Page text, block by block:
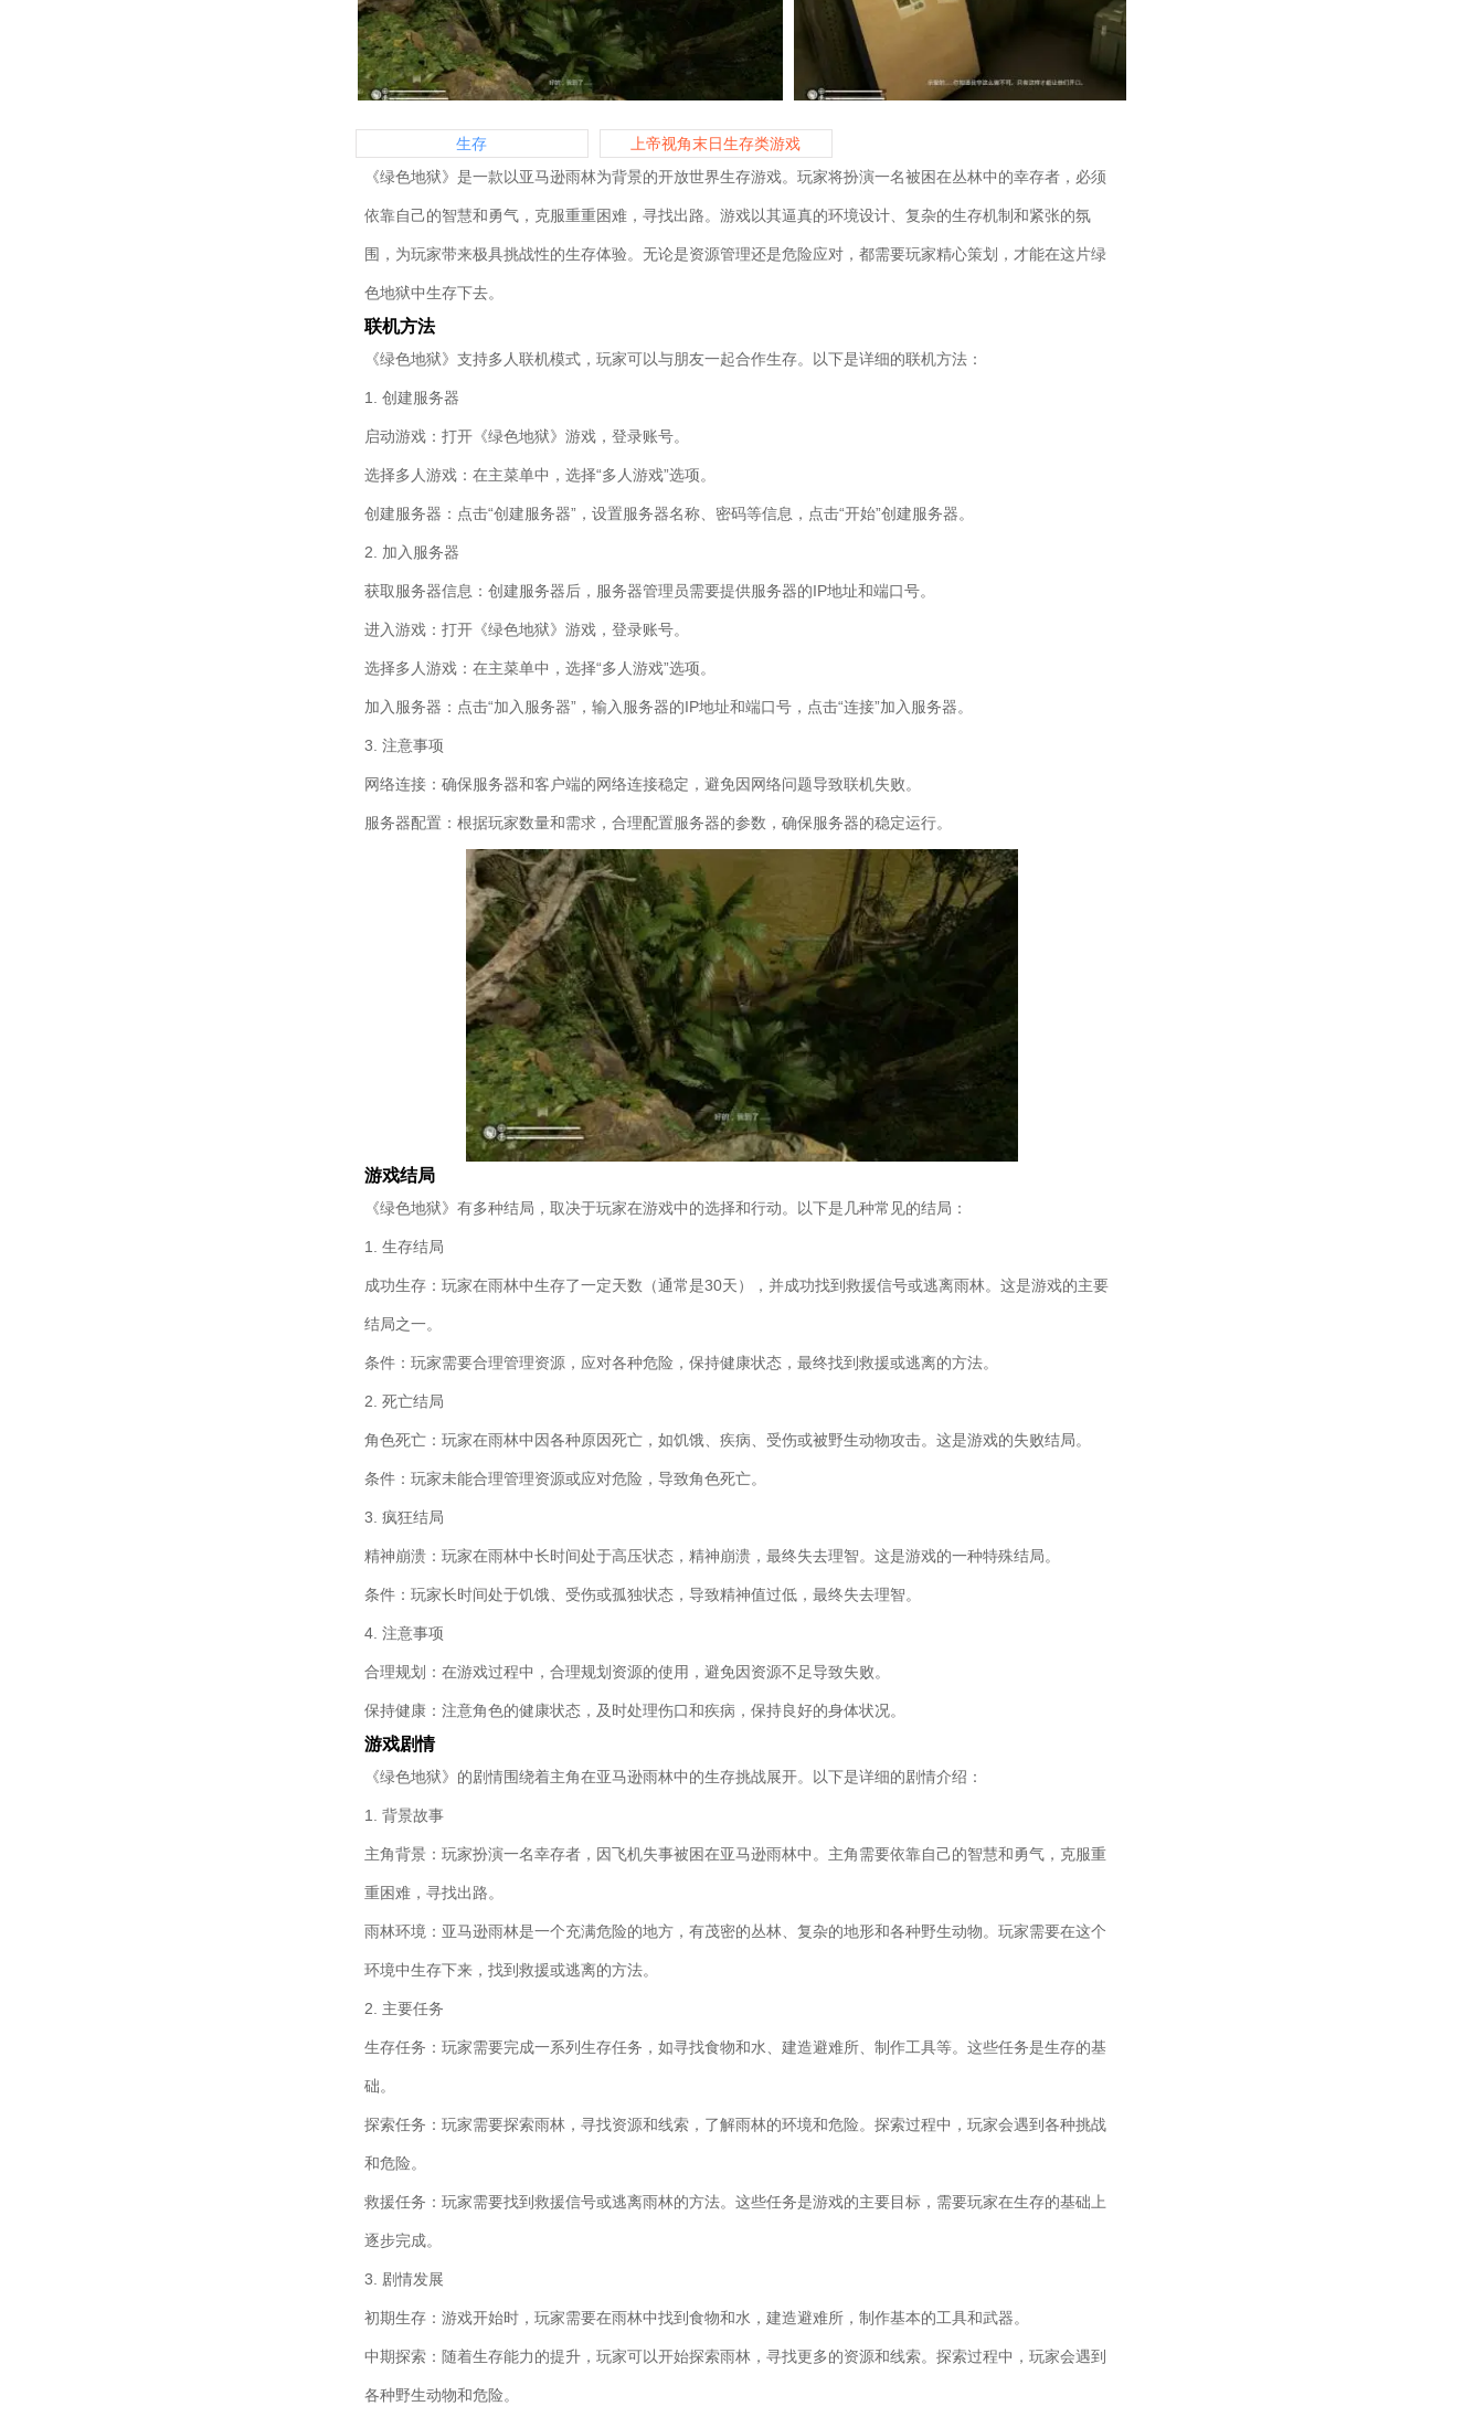
生存
上帝视角末日生存类游戏
《绿色地狱》是一款以亚马逊雨林为背景的开放世界生存游戏。玩家将扮演一名被困在丛林中的幸存者，必须
依靠自己的智慧和勇气，克服重重困难，寻找出路。游戏以其逼真的环境设计、复杂的生存机制和紧张的氛
围，为玩家带来极具挑战性的生存体验。无论是资源管理还是危险应对，都需要玩家精心策划，才能在这片绿
色地狱中生存下去。
联机方法
《绿色地狱》支持多人联机模式，玩家可以与朋友一起合作生存。以下是详细的联机方法：
1. 创建服务器
启动游戏：打开《绿色地狱》游戏，登录账号。
选择多人游戏：在主菜单中，选择“多人游戏”选项。
创建服务器：点击“创建服务器”，设置服务器名称、密码等信息，点击“开始”创建服务器。
2. 加入服务器
获取服务器信息：创建服务器后，服务器管理员需要提供服务器的IP地址和端口号。
进入游戏：打开《绿色地狱》游戏，登录账号。
选择多人游戏：在主菜单中，选择“多人游戏”选项。
加入服务器：点击“加入服务器”，输入服务器的IP地址和端口号，点击“连接”加入服务器。
3. 注意事项
网络连接：确保服务器和客户端的网络连接稳定，避免因网络问题导致联机失败。
服务器配置：根据玩家数量和需求，合理配置服务器的参数，确保服务器的稳定运行。
游戏结局
《绿色地狱》有多种结局，取决于玩家在游戏中的选择和行动。以下是几种常见的结局：
1. 生存结局
成功生存：玩家在雨林中生存了一定天数（通常是30天），并成功找到救援信号或逃离雨林。这是游戏的主要
结局之一。
条件：玩家需要合理管理资源，应对各种危险，保持健康状态，最终找到救援或逃离的方法。
2. 死亡结局
角色死亡：玩家在雨林中因各种原因死亡，如饥饿、疾病、受伤或被野生动物攻击。这是游戏的失败结局。
条件：玩家未能合理管理资源或应对危险，导致角色死亡。
3. 疯狂结局
精神崩溃：玩家在雨林中长时间处于高压状态，精神崩溃，最终失去理智。这是游戏的一种特殊结局。
条件：玩家长时间处于饥饿、受伤或孤独状态，导致精神值过低，最终失去理智。
4. 注意事项
合理规划：在游戏过程中，合理规划资源的使用，避免因资源不足导致失败。
保持健康：注意角色的健康状态，及时处理伤口和疾病，保持良好的身体状况。
游戏剧情
《绿色地狱》的剧情围绕着主角在亚马逊雨林中的生存挑战展开。以下是详细的剧情介绍：
1. 背景故事
主角背景：玩家扮演一名幸存者，因飞机失事被困在亚马逊雨林中。主角需要依靠自己的智慧和勇气，克服重
重困难，寻找出路。
雨林环境：亚马逊雨林是一个充满危险的地方，有茂密的丛林、复杂的地形和各种野生动物。玩家需要在这个
环境中生存下来，找到救援或逃离的方法。
2. 主要任务
生存任务：玩家需要完成一系列生存任务，如寻找食物和水、建造避难所、制作工具等。这些任务是生存的基
础。
探索任务：玩家需要探索雨林，寻找资源和线索，了解雨林的环境和危险。探索过程中，玩家会遇到各种挑战
和危险。
救援任务：玩家需要找到救援信号或逃离雨林的方法。这些任务是游戏的主要目标，需要玩家在生存的基础上
逐步完成。
3. 剧情发展
初期生存：游戏开始时，玩家需要在雨林中找到食物和水，建造避难所，制作基本的工具和武器。
中期探索：随着生存能力的提升，玩家可以开始探索雨林，寻找更多的资源和线索。探索过程中，玩家会遇到
各种野生动物和危险。